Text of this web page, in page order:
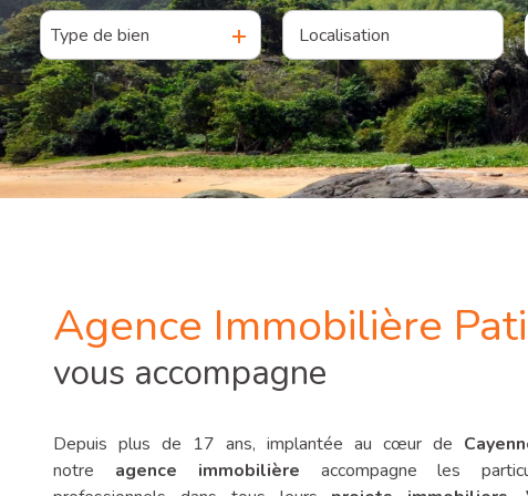
notre
agence
contactez-
nous
De l'ancien
à l'année
De l'immo pro
Type de bien
Agence Immobilière
vous accompagne
Depuis plus de 17 ans, implantée au cœur de
notre agence immobilière accompagne les